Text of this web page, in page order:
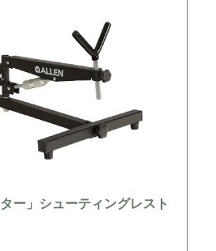
ー」シューティングレスト